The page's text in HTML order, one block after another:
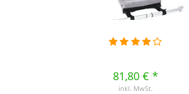
81,80 € *
inkl. MwSt.